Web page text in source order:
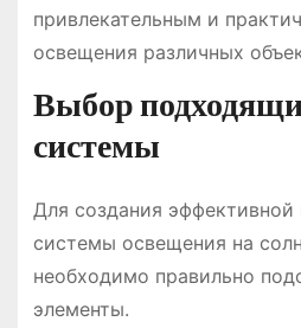
привлекательным и
освещения различных
Выбор
системы
Для создания
системы освещения на
необходимо правильно
элементы.